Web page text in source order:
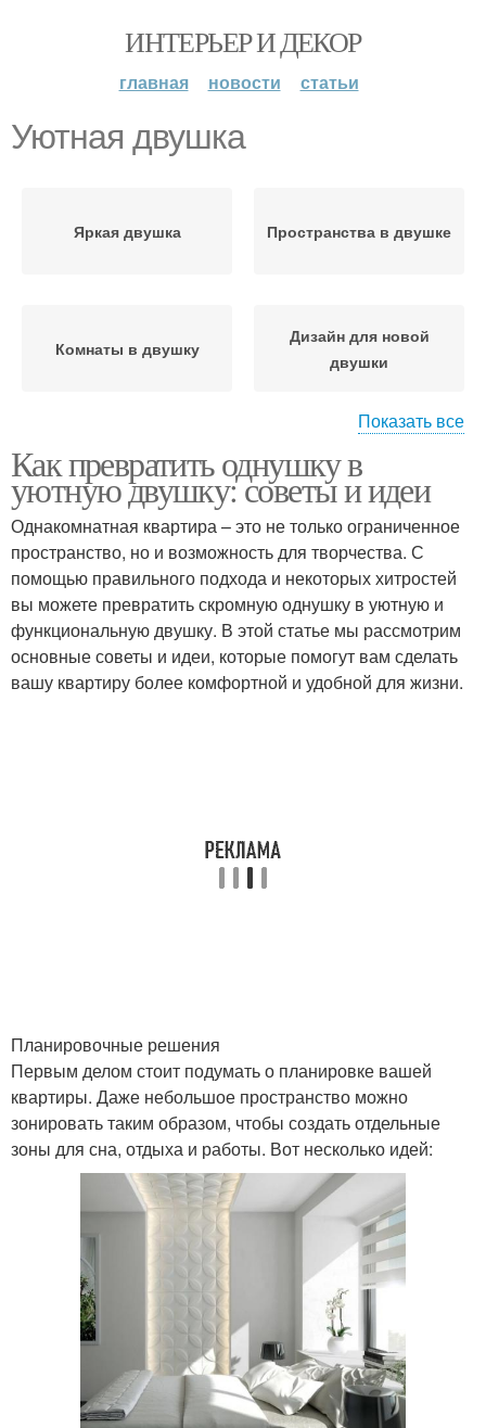
ИНТЕРЬЕР И ДЕКОР
главная новости статьи
Уютная двушка
Яркая двушка Пространства в двушке
Комнаты в двушку
Дизайн для новой
двушки
Квартиры в двушку
Показать все
Как превратить однушку в
уютную двушку: советы и идеи
Однакомнатная квартира – это не только ограниченное
пространство, но и возможность для творчества. С
помощью правильного подхода и некоторых хитростей
вы можете превратить скромную однушку в уютную и
функциональную двушку. В этой статье мы рассмотрим
основные советы и идеи, которые помогут вам сделать
вашу квартиру более комфортной и удобной для жизни.
Планировочные решения
Первым делом стоит подумать о планировке вашей
квартиры. Даже небольшое пространство можно
зонировать таким образом, чтобы создать отдельные
зоны для сна, отдыха и работы. Вот несколько идей: